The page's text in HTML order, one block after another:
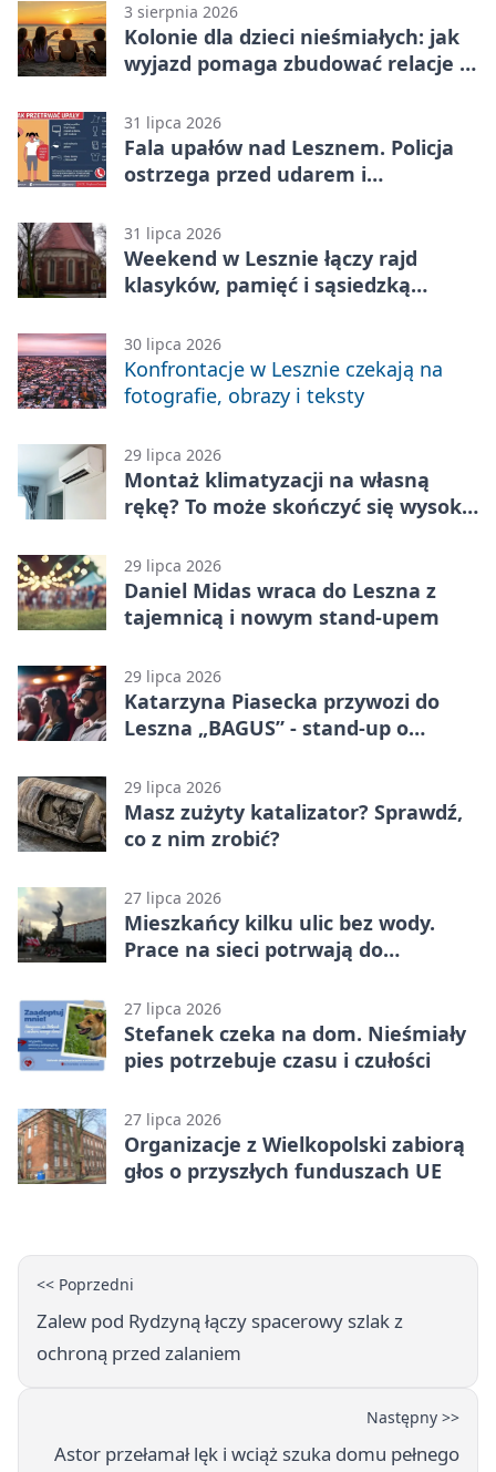
3 sierpnia 2026
Kolonie dla dzieci nieśmiałych: jak
wyjazd pomaga zbudować relacje z
31 lipca 2026
Fala upałów nad Lesznem. Policja
ostrzega przed udarem i
31 lipca 2026
Weekend w Lesznie łączy rajd
klasyków, pamięć i sąsiedzką
30 lipca 2026
Konfrontacje w Lesznie czekają na
fotografie, obrazy i teksty
29 lipca 2026
Montaż klimatyzacji na własną
rękę? To może skończyć się wysoką
29 lipca 2026
Daniel Midas wraca do Leszna z
tajemnicą i nowym stand-upem
29 lipca 2026
Katarzyna Piasecka przywozi do
Leszna „BAGUS” - stand-up o
29 lipca 2026
Masz zużyty katalizator? Sprawdź,
co z nim zrobić?
27 lipca 2026
Mieszkańcy kilku ulic bez wody.
Prace na sieci potrwają do
27 lipca 2026
Stefanek czeka na dom. Nieśmiały
pies potrzebuje czasu i czułości
27 lipca 2026
Organizacje z Wielkopolski zabiorą
głos o przyszłych funduszach UE
<< Poprzedni
Zalew pod Rydzyną łączy spacerowy szlak z
ochroną przed zalaniem
Następny >>
Astor przełamał lęk i wciąż szuka domu pełnego